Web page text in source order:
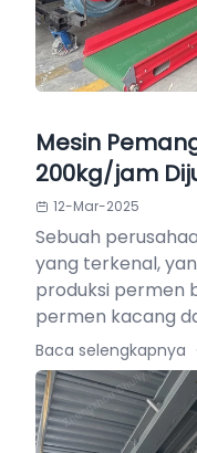
Mesin
200kg/jam
12-Mar-2025
Sebuah
yang terkenal,
produksi permen
permen kacang
Baca selengkapnya